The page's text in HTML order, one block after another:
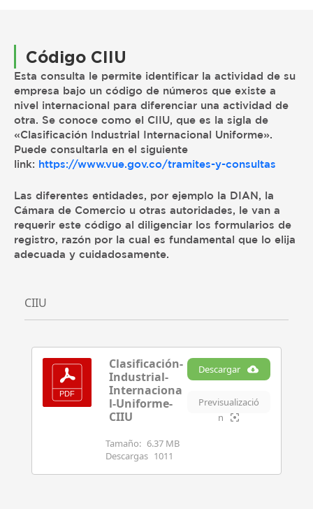
Código CIIU
Esta consulta le permite identificar la actividad de su
empresa bajo un código de números que existe a
nivel internacional para diferenciar una actividad de
otra. Se conoce como el CIIU, que es la sigla de
«Clasificación Industrial Internacional Uniforme».
Puede consultarla en el siguiente
link: https://www.vue.gov.co/tramites-y-consultas
Las diferentes entidades, por ejemplo la DIAN, la
Cámara de Comercio u otras autoridades, le van a
requerir este código al diligenciar los formularios de
registro, razón por la cual es fundamental que lo elija
adecuada y cuidadosamente.
CIIU
Clasificación-
Industrial-
Internaciona
l-Uniforme-
CIIU
Tamaño: 6.37 MB
Descargas 1011
Descargar
Previsualizació
n